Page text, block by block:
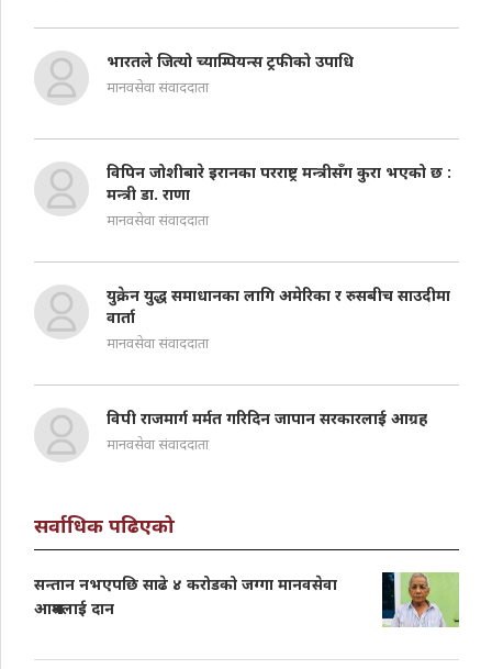
भारतले जित्यो च्याम्पियन्स ट्रफीको उपाधि
मानवसेवा संवाददाता
विपिन जोशीबारे इरानका परराष्ट्र मन्त्रीसँग कुरा भएको छ :
मन्त्री डा. राणा
मानवसेवा संवाददाता
युक्रेन युद्ध समाधानका लागि अमेरिका र रुसबीच साउदीमा
वार्ता
मानवसेवा संवाददाता
विपी राजमार्ग मर्मत गरिदिन जापान सरकारलाई आग्रह
मानवसेवा संवाददाता
सर्वाधिक पढिएको
सन्तान नभएपछि साढे ४ करोडको जग्गा मानवसेवा
आश्रमलाई दान